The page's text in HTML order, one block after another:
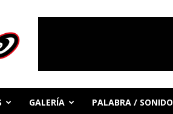
GALERÍA PALABRA / SONIDO